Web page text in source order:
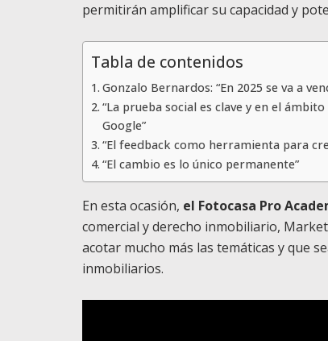
permitirán amplificar su capacidad y
Tabla de contenidos
Gonzalo Bernardos: “En 2025 se va a
“La prueba social es clave y en el
Google”
“El feedback como herramienta para
“El cambio es lo único permanente”
En esta ocasión, el Fotocasa Pro
comercial y derecho inmobiliario,
acotar mucho más las temáticas y que
inmobiliarios.